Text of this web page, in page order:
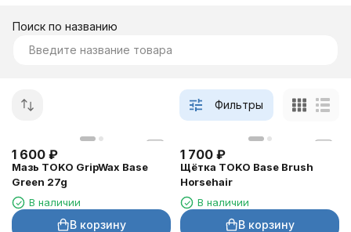
Поиск по названию
Фильтры
1 600 ₽
Мазь TOKO GripWax Base
Green 27g
В наличии
В корзину
1 700 ₽
Щётка TOKO Base Brush
Horsehair
В наличии
В корзину